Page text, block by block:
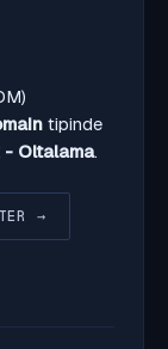
tipinde
- Oltalama.
→